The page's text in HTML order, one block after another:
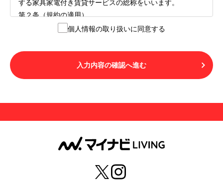
する家具家電付き賃貸サービスの総称をいいます。
第２条（規約の適用）
１.本サービスを利用する者（以下「利用者」といいます）
LIVINGご契約にあたり取得する個人情報の取り扱いについ
て」の内容をすべて承諾したものとみなされます。不承諾
の意思表示は、本サービスを利用しないことをもってのみ
用することはできません。
第３条（用語の定義）
１.「本サ―ビス」とは、第１章第１条で規定する当社が運
営するマイナビLIVINGを意味します。
２.「利用者」とは、第１章第２条に規定する本サービスを
個人情報の取り扱いに同意する
入力内容の確認へ進む